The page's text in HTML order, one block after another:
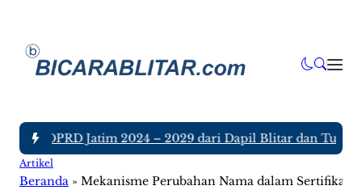
DPRD Jatim 2024 – 2029 dari Dapil Blitar dan
Artikel
Beranda » Mekanisme Perubahan Nama dalam Sertifikat